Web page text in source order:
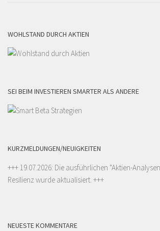
WOHLSTAND DURCH AKTIEN
SEI BEIM INVESTIEREN SMARTER ALS ANDERE
KURZMELDUNGEN/NEUIGKEITEN
+++ 19.07.2026: Die ausführlichen "Aktien-Analysen
Resilienz wurde aktualisiert. +++
NEUESTE KOMMENTARE